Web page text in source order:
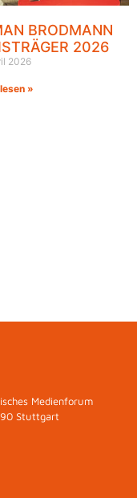
BRODMANN
2026
2026
»
Medienforum
Stuttgart